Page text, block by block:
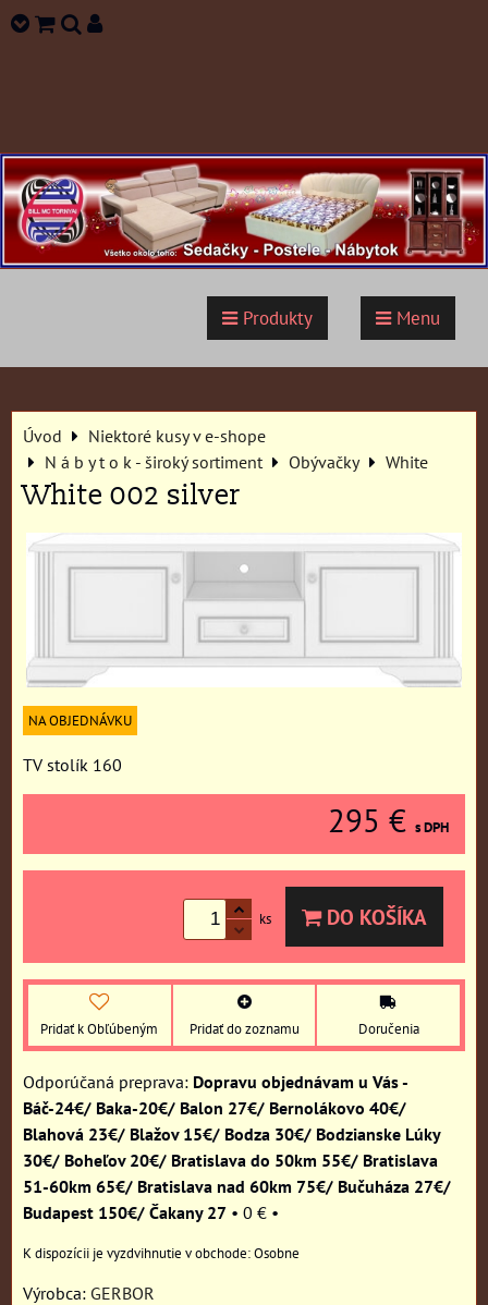
Produkty Menu
Úvod
Niektoré kusy v e-shope
N á b y t o k - široký sortiment
Obývačky White
White 002 silver
NA OBJEDNÁVKU
TV stolík 160
295 € s DPH
ks DO KOŠÍKA
Pridať k Obľúbeným Pridať do zoznamu Doručenia
Dopravu objednávam u Vás -
Báč-24€/ Baka-20€/ Balon 27€/ Bernolákovo 40€/
Blahová 23€/ Blažov 15€/ Bodza 30€/ Bodzianske Lúky
30€/ Boheľov 20€/ Bratislava do 50km 55€/ Bratislava
51-60km 65€/ Bratislava nad 60km 75€/ Bučuháza 27€/
Budapest 150€/ Čakany 27 • 0 € •
Osobne
Výrobca: GERBOR